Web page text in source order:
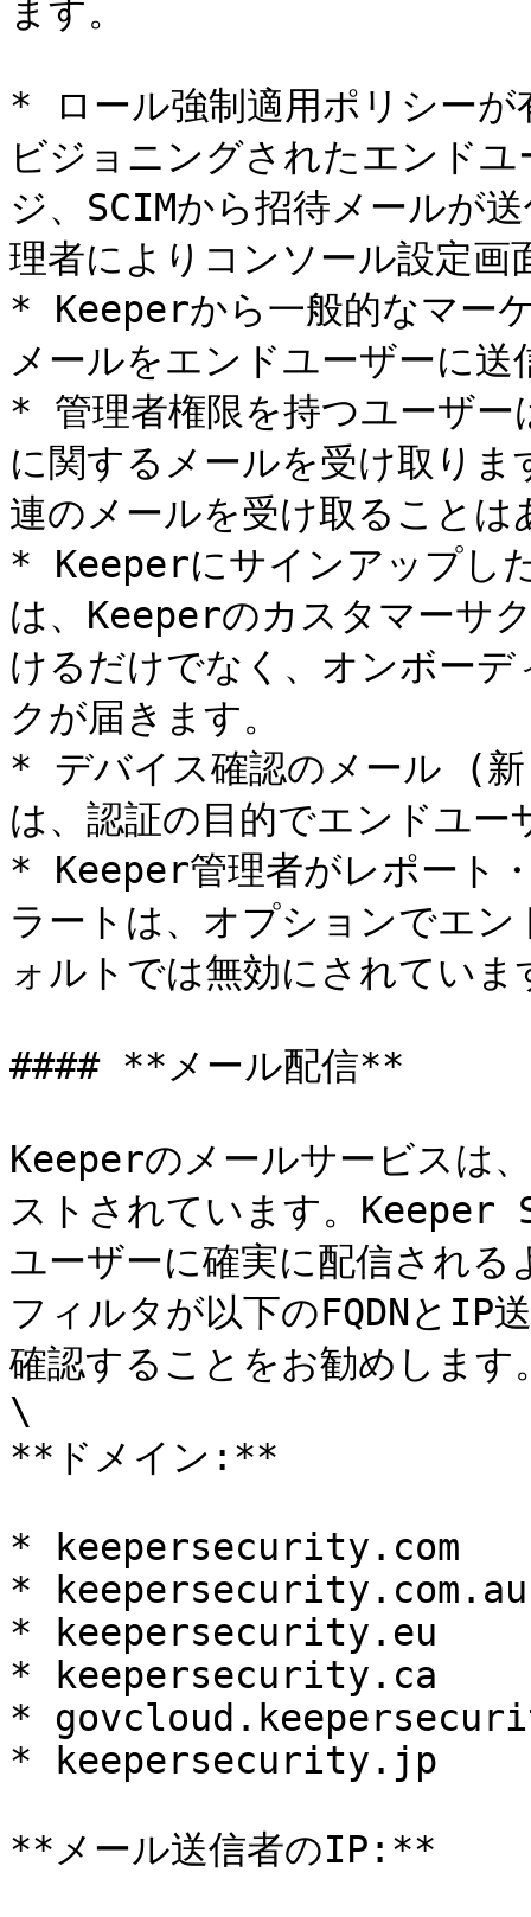
ます。
* ロール強制適用ポリシーが
ビジョニングされたエンド
ジ、SCIMから招待メールが
理者によりコンソール設定
* Keeperから一般的なマー
メールをエンドユーザーに
* 管理者権限を持つユーザー
に関するメールを受け取り
連のメールを受け取ることは
* Keeperにサインアップし
は、Keeperのカスタマーサ
けるだけでなく、オンボー
クが届きます。
* デバイス確認のメール (新
は、認証の目的でエンドユー
* Keeper管理者がレポート
ラートは、オプションでエ
ォルトでは無効にされていま
#### **メール配信**
Keeperのメールサービスは
ストされています。
ユーザーに確実に配信され
フィルタが以下のFQDNとIP
確認することをお勧めしま
\
**ドメイン:**
* keepersecurity.com
* keepersecurity.com.au
* keepersecurity.eu
* keepersecurity.ca
*
* keepersecurity.jp
**メール送信者のIP:**